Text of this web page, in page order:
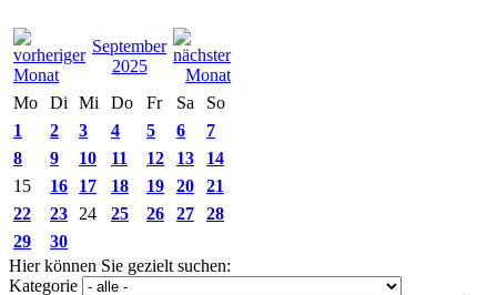
September
2025
Mo
Di Mi Do Fr Sa
So
1
2 3 4 5 6
7
8
9 10 11 12 13
14
15
16 17 18 19 20
21
22
23 24 25 26 27
28
29
30
Hier können Sie gezielt suchen:
Kategorie